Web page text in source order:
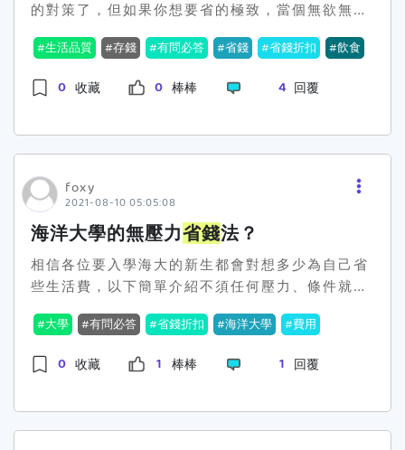
的對策了，但如果你想要省的極致，當個無欲無
此篇文章獻給那些追求心靈自由，不被物質所影響
的人。321正文開始 首先要存錢，在處
理掉了不必要開銷後，剩下最多的花費就是吃的方
錢是個不錯的選擇，但我認為還是有些事情是要注
質，你絕對不可以為了
而捨棄生活必需品，比
如為了存錢買機車而不吃早餐，這是很不值得的行
為。以我的父母為例，他們的工作時間集中在下午
到晚上的時間，所以他們都會拖到8點後才吃晚
餐，久了之後就造成胃潰瘍的問題，也許我們還年
輕，不管做多傷身的事情都覺得還好，但為了做任
何事情而損失健康是絕對不值得的，所以請不要為
了省錢 而捨棄必要的三餐。 那不要用吃少
一點的方式
省錢，要怎麼開始這個存錢循環呢?首
先如果你都是外食族的話，不要常去高檔的餐廳，
生活品質 存錢 有問必答 省錢 省錢折扣 飲食
0 收藏 0 棒棒 4 回覆
foxy
2021-08-10 05:05:08
海洋大學的無壓力省錢法？
相信各位要入學海大的新生都會對想多少為自己省
些生活費，以下簡單介紹不須任何壓力、條件就可
門走約3分鐘會看到大大的[宜蘭包子]招牌，店家
賣的包子都是10元，口味有肉有菜、還有甜饅頭和
飲料，適合欲
省錢
的你，幾個銅板吃飽飽。(還有
出售的服飾店、地攤，不追求材質只追求創新、獨
大學 有問必答 省錢折扣 海洋大學 費用
0 收藏 1 棒棒 1 回覆